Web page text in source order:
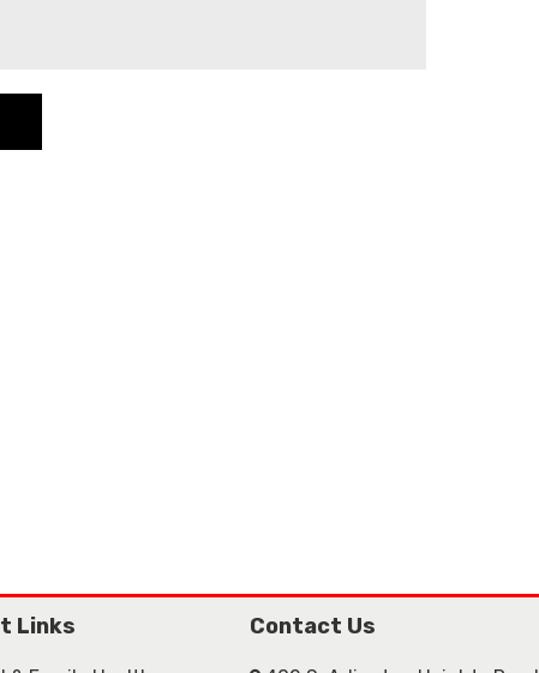
Links Contact Us